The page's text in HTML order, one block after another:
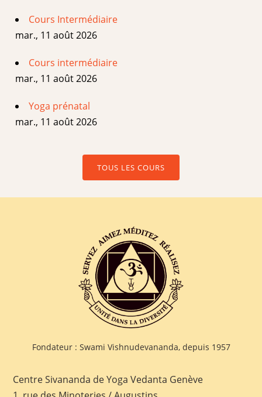
Cours Intermédiaire
mar., 11 août 2026
Cours intermédiaire
mar., 11 août 2026
Yoga prénatal
mar., 11 août 2026
TOUS LES COURS
Fondateur : Swami Vishnudevananda, depuis 1957
Centre Sivananda de Yoga Vedanta Genève